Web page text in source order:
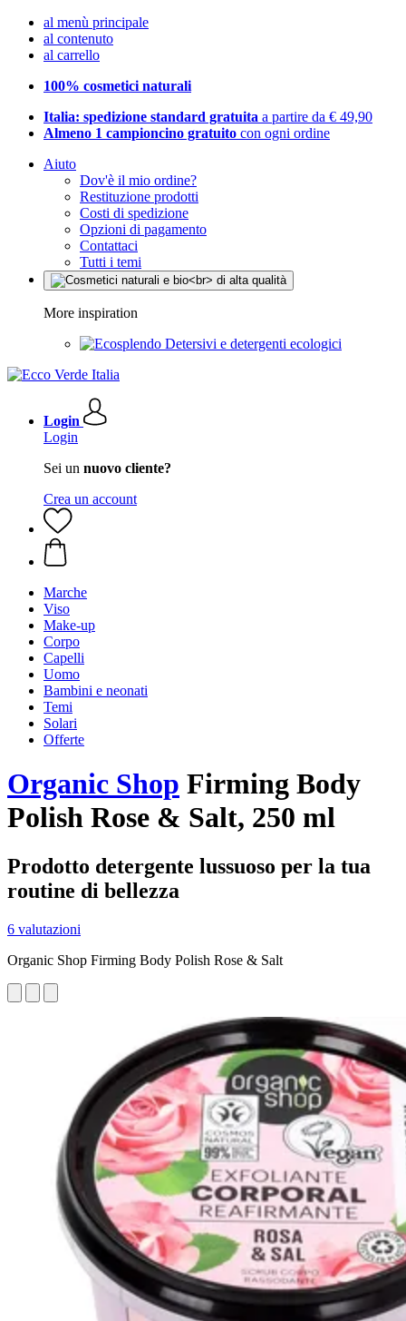
al menù principale
al contenuto
al carrello
100% cosmetici naturali
Italia: spedizione standard gratuita a partire da € 49,90
Almeno 1 campioncino gratuito con ogni ordine
Aiuto
Dov'è il mio ordine?
Restituzione prodotti
Costi di spedizione
Opzioni di pagamento
Contattaci
Tutti i temi
More inspiration
Detersivi e detergenti ecologici
Login
Login
Sei un nuovo cliente?
Crea un account
Marche
Viso
Make-up
Corpo
Capelli
Uomo
Bambini e neonati
Temi
Solari
Offerte
Organic Shop Firming Body
Polish Rose & Salt, 250 ml
Prodotto detergente lussuoso per la tua
routine di bellezza
6 valutazioni
Organic Shop Firming Body Polish Rose & Salt